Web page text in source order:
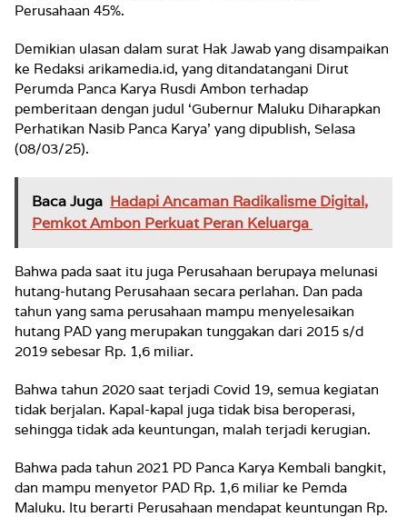
Perusahaan 45%.
Demikian ulasan dalam surat Hak Jawab yang disampaikan
ke Redaksi arikamedia.id, yang ditandatangani Dirut
Perumda Panca Karya Rusdi Ambon terhadap
pemberitaan dengan judul ‘Gubernur Maluku Diharapkan
Perhatikan Nasib Panca Karya’ yang dipublish, Selasa
(08/03/25).
Baca Juga Hadapi Ancaman Radikalisme Digital,
Pemkot Ambon Perkuat Peran Keluarga
Bahwa pada saat itu juga Perusahaan berupaya melunasi
hutang-hutang Perusahaan secara perlahan. Dan pada
tahun yang sama perusahaan mampu menyelesaikan
hutang PAD yang merupakan tunggakan dari 2015 s/d
2019 sebesar Rp. 1,6 miliar.
Bahwa tahun 2020 saat terjadi Covid 19, semua kegiatan
tidak berjalan. Kapal-kapal juga tidak bisa beroperasi,
sehingga tidak ada keuntungan, malah terjadi kerugian.
Bahwa pada tahun 2021 PD Panca Karya Kembali bangkit,
dan mampu menyetor PAD Rp. 1,6 miliar ke Pemda
Maluku. Itu berarti Perusahaan mendapat keuntungan Rp.